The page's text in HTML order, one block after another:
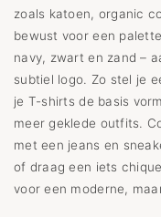
zoals katoen, organic
bewust voor een
navy, zwart en zand –
subtiel logo. Zo stel je
je T-shirts de basis
meer geklede outfits.
met een jeans en
of draag een iets
voor een moderne,